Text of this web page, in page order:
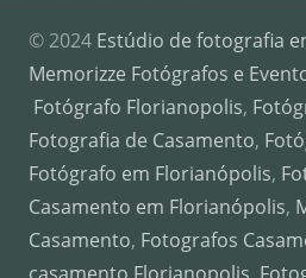
© 2024 Estúdio de fotografia
Memorizze Fotógrafos e
Fotógrafo Florianopolis,
Fotografia de Casamento,
Fotógrafo em Florianópolis,
Casamento em Florianópolis,
Casamento, Fotografos